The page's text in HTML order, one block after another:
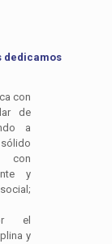
dedicamos
con
de
a
con
y
el
y